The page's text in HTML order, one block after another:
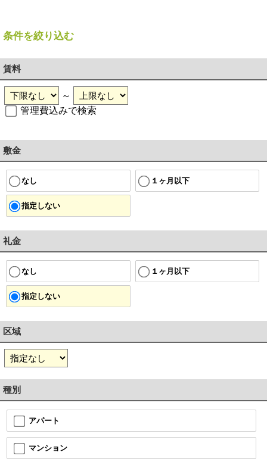
条件を絞り込む
賃料
～
管理費込みで検索
敷金
なし １ヶ月以下
指定しない
礼金
なし １ヶ月以下
指定しない
区域
種別
アパート
マンション